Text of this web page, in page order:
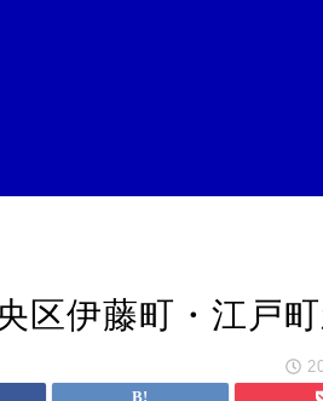
区伊藤町・江戸